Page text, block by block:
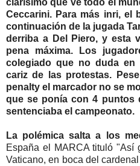
clarísimo que ve todo el
Ceccarini. Para más inri, el
continuación de la jugada
derriba a Del
Piero, y esta
pena máxima. Los
colegiado que no duda en
cariz de las protestas.
penalty el marcador no se
que se ponía con 4 puntos
sentenciaba el campeonato.
La polémica salta a los
España el MARCA tituló
Vaticano, en boca del cardenal